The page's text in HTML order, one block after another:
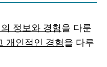
정보와 경험을 다룬
개인적인 경험을 다루